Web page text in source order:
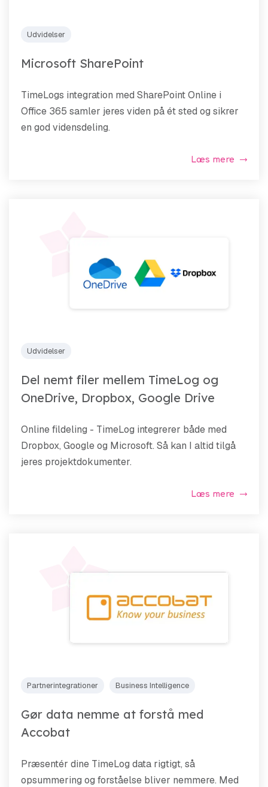
Udvidelser
Microsoft SharePoint
TimeLogs integration med SharePoint Online i
Office 365 samler jeres viden på ét sted og sikrer
en god vidensdeling.
Læs mere
Udvidelser
Del nemt filer mellem TimeLog og
OneDrive, Dropbox, Google Drive
Online fildeling - TimeLog integrerer både med
Dropbox, Google og Microsoft. Så kan I altid tilgå
jeres projektdokumenter.
Læs mere
Partnerintegrationer Business Intelligence
Gør data nemme at forstå med
Accobat
Præsentér dine TimeLog data rigtigt, så
opsummering og forståelse bliver nemmere. Med